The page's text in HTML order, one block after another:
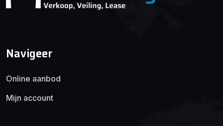
Navigeer
Online aanbod
Mijn account